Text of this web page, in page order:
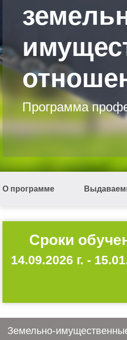
Программа
О программе
Сроки
14.09.2026 г. -
Земельно-